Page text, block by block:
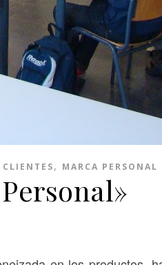
CLIENTES, MARCA PERSONAL